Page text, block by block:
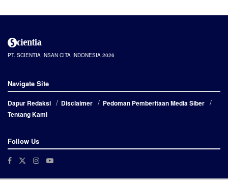
PT. SCIENTIA INSAN CITA INDONESIA 2026
Navigate Site
Dapur Redaksi Disclaimer
Pedoman Pemberitaan Media Siber
Tentang Kami
Follow Us